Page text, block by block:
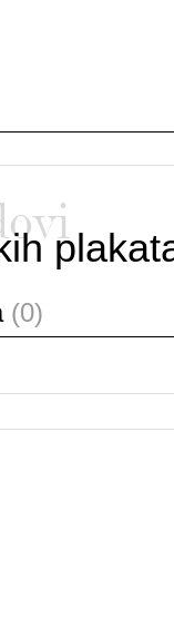
(0)